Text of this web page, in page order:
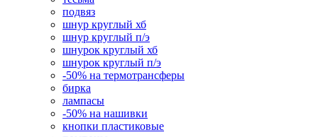
подвяз
шнур круглый хб
шнур круглый п/э
шнурок круглый хб
шнурок круглый п/э
-50% на термотрансферы
бирка
лампасы
-50% на нашивки
кнопки пластиковые